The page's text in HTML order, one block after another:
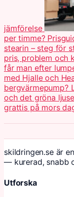
jämförelse
per timme?
stearin – steg för
pris, problem och
får man efter
med Hjalle och
bergvärmepump?
och det gröna
grattis på mors
skildringen.se är
— kurerad, snabb
Utforska